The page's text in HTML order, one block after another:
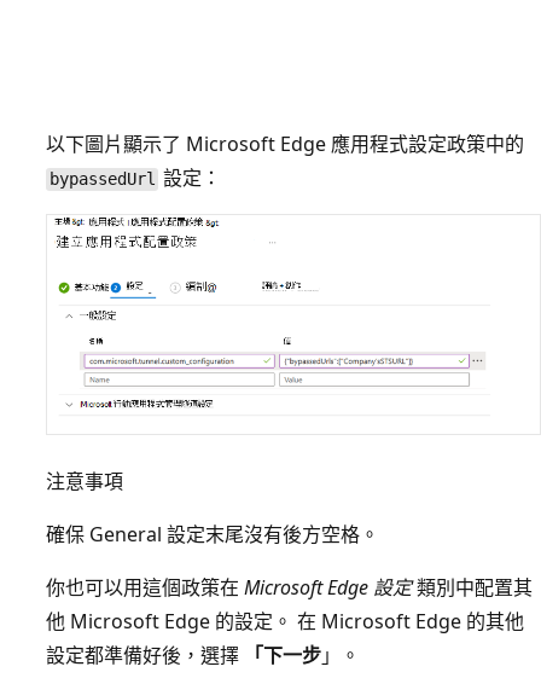
以下圖片顯示了 Microsoft Edge 應用程式設定政策中的
bypassedUrl 設定：
注意事項
確保 General 設定末尾沒有後方空格。
你也可以用這個政策在 Microsoft Edge 設定類別中配置其
他 Microsoft Edge 的設定。 在 Microsoft Edge 的其他
設定都準備好後，選擇
「下一步」。